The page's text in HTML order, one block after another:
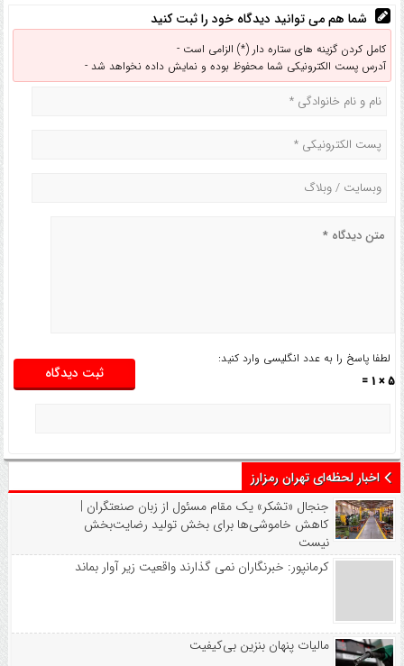
شما هم می توانید دیدگاه خود را ثبت کنید
کامل کردن گزینه های ستاره دار (*) الزامی است -
آدرس پست الکترونیکی شما محفوظ بوده و نمایش داده نخواهد شد -
لطفا پاسخ را به عدد انگلیسی وارد کنید:
5 × 1 =
اخبار لحظه‌ای تهران رمزارز
جنجال «تشکر» یک مقام مسئول از زبان صنعتگران |
کاهش خاموشی‌ها برای بخش تولید رضایت‌بخش
نیست
کرمانپور: خبرنگاران نمی گذارند واقعیت زیر آوار بماند
مالیات پنهان بنزین بی‌کیفیت